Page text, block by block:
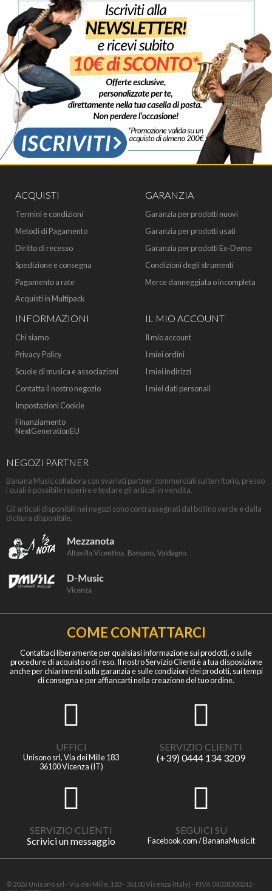
ACQUISTI
Termini e condizioni
Metodi di Pagamento
Diritto di recesso
Spedizione e consegna
Pagamento a rate
Acquisti in Multipack
GARANZIA
Garanzia per prodotti nuovi
Garanzia per prodotti usati
Garanzia per prodotti Ex-Demo
Condizioni degli strumenti
Merce danneggiata o incompleta
INFORMAZIONI
Chi siamo
Privacy Policy
Scuole di musica e associazioni
Contatta il nostro negozio
Impostazioni Cookie
Finanziamento
NextGenerationEU
IL MIO ACCOUNT
Il mio account
I miei ordini
I miei indirizzi
I miei dati personali
NEGOZI PARTNER
Banana Music collabora con svariati partner commerciali sul territorio, presso
i quali è possibile reperire e testare gli articoli in vendita.
Gli articoli disponibili nei negozi sono contrassegnati dal bollino verde e dalla
dicitura disponibile.
COME CONTATTARCI
Contattaci liberamente per qualsiasi informazione sui prodotti, o sulle
procedure di acquisto o di reso. Il nostro Servizio Clienti è a tua disposizione
anche per chiarimenti sulla garanzia e sulle condizioni dei prodotti, sui tempi
di consegna e per affiancarti nella creazione del tuo ordine.
UFFICI
Unisono srl, Via dei Mille 183
36100 Vicenza (IT)
SERVIZIO CLIENTI
(+39) 0444 134 3209
SERVIZIO CLIENTI
Scrivici un messaggio
SEGUICI SU
Facebook.com / BananaMusic.it
© 2026 Unisono srl - Via dei Mille, 183 - 36100 Vicenza (Italy) - P.IVA 04038300242 -